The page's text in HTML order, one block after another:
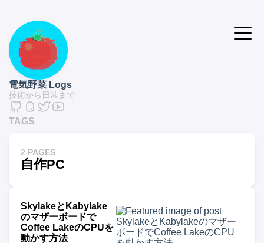
電気野菜 Logs
技術から日常まで
TAGS
2 PAGES
自作PC
SkylakeとKabylake
のマザーボードで
Coffee LakeのCPUを
動かす方法